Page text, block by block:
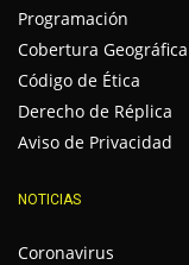
Programación
Cobertura Geográfica
Código de Ética
Derecho de Réplica
Aviso de Privacidad
NOTICIAS
Coronavirus